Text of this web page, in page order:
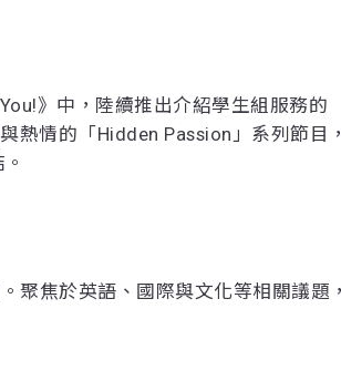
》中，陸續推出介紹學生組服務的
熱情的「Hidden Passion」系列節目
聚焦於英語、國際與文化等相關議題